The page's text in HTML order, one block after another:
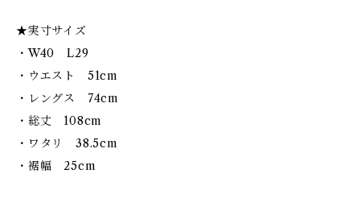
★実寸サイズ
・W40 L29
・ウエスト 51cm
・レングス 74cm
・総丈 108cm
・ワタリ 38.5cm
・裾幅 25cm